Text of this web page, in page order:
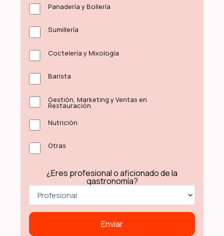
Panadería y Bollería
Sumillería
Coctelería y Mixología
Barista
Gestión, Marketing y Ventas en
Restauración
Nutrición
Otras
¿Eres profesional o aficionado de la
gastronomía?